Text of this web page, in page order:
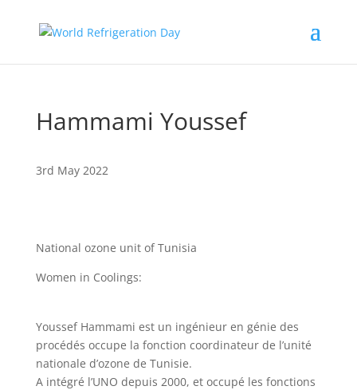
Hammami Youssef
3rd May 2022
National ozone unit of Tunisia
Women in Coolings:
Youssef Hammami est un ingénieur en génie des
procédés occupe la fonction coordinateur de l’unité
nationale d’ozone de Tunisie.
A intégré l’UNO depuis 2000, et occupé les fonctions